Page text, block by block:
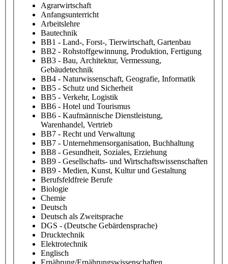
Agrarwirtschaft
Anfangsunterricht
Arbeitslehre
Bautechnik
BB1 - Land-, Forst-, Tierwirtschaft, Gartenbau
BB2 - Rohstoffgewinnung, Produktion, Fertigung
BB3 - Bau, Architektur, Vermessung,
Gebäudetechnik
BB4 - Naturwissenschaft, Geografie, Informatik
BB5 - Schutz und Sicherheit
BB5 - Verkehr, Logistik
BB6 - Hotel und Tourismus
BB6 - Kaufmännische Dienstleistung,
Warenhandel, Vertrieb
BB7 - Recht und Verwaltung
BB7 - Unternehmensorganisation, Buchhaltung
BB8 - Gesundheit, Soziales, Erziehung
BB9 - Gesellschafts- und Wirtschaftswissenschaften
BB9 - Medien, Kunst, Kultur und Gestaltung
Berufsfeldfreie Berufe
Biologie
Chemie
Deutsch
Deutsch als Zweitsprache
DGS - (Deutsche Gebärdensprache)
Drucktechnik
Elektrotechnik
Englisch
Ernährung/Ernährungswissenschaften